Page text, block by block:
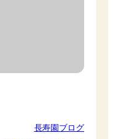
長寿園ブログ